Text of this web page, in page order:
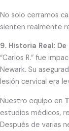
No solo cerramos
sienten realmente
9. Historia Real:
“Carlos R.” fue
Newark. Su
lesión cervical era
Nuestro equipo en
estudios médicos,
Después de varias